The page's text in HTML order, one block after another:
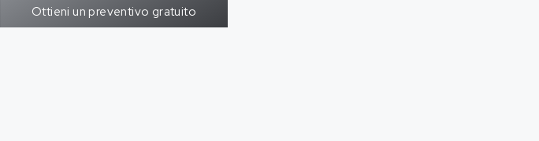
Ottieni un preventivo gratuito